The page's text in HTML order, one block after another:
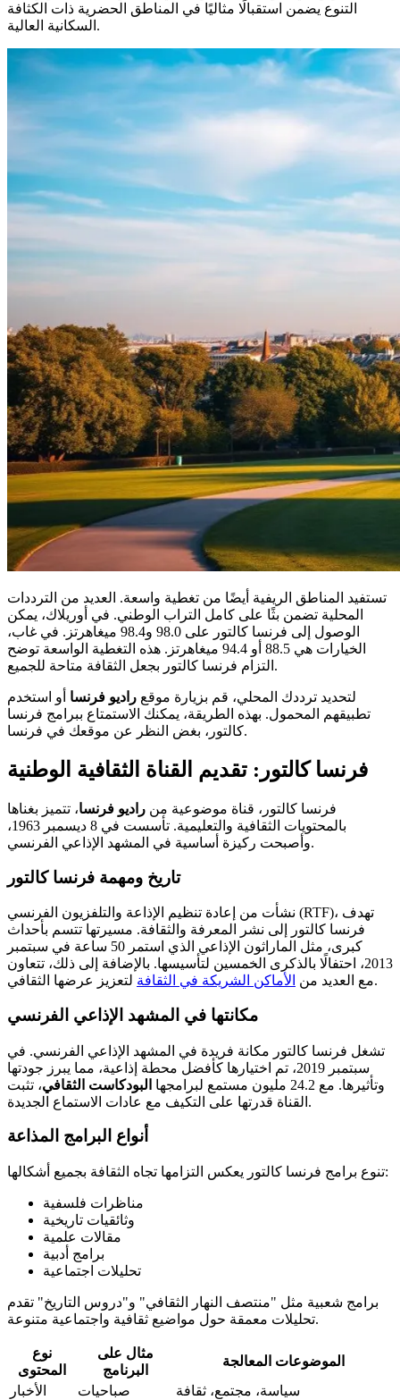
التنوع يضمن استقبالًا مثاليًا في المناطق الحضرية ذات الكثافة
السكانية العالية.
تستفيد المناطق الريفية أيضًا من تغطية واسعة. العديد من الترددات
المحلية تضمن بثًا على كامل التراب الوطني. في أوريلاك، يمكن
الوصول إلى فرنسا كالتور على 98.0 و98.4 ميغاهرتز. في غاب،
الخيارات هي 88.5 أو 94.4 ميغاهرتز. هذه التغطية الواسعة توضح
التزام فرنسا كالتور بجعل الثقافة متاحة للجميع.
لتحديد ترددك المحلي، قم بزيارة موقع راديو فرنسا أو استخدم
تطبيقهم المحمول. بهذه الطريقة، يمكنك الاستمتاع ببرامج فرنسا
كالتور، بغض النظر عن موقعك في فرنسا.
فرنسا كالتور: تقديم القناة الثقافية الوطنية
فرنسا كالتور، قناة موضوعية من راديو فرنسا، تتميز بغناها
بالمحتويات الثقافية والتعليمية. تأسست في 8 ديسمبر 1963،
وأصبحت ركيزة أساسية في المشهد الإذاعي الفرنسي.
تاريخ ومهمة فرنسا كالتور
نشأت من إعادة تنظيم الإذاعة والتلفزيون الفرنسي (RTF)، تهدف
فرنسا كالتور إلى نشر المعرفة والثقافة. مسيرتها تتسم بأحداث
كبرى، مثل الماراثون الإذاعي الذي استمر 50 ساعة في سبتمبر
2013، احتفالًا بالذكرى الخمسين لتأسيسها. بالإضافة إلى ذلك، تتعاون
مع العديد من الأماكن الشريكة في الثقافة لتعزيز عرضها الثقافي.
مكانتها في المشهد الإذاعي الفرنسي
تشغل فرنسا كالتور مكانة فريدة في المشهد الإذاعي الفرنسي. في
سبتمبر 2019، تم اختيارها كأفضل محطة إذاعية، مما يبرز جودتها
وتأثيرها. مع 24.2 مليون مستمع لبرامجها
البودكاست الثقافي، تثبت
القناة قدرتها على التكيف مع عادات الاستماع الجديدة.
أنواع البرامج المذاعة
تنوع برامج فرنسا كالتور يعكس التزامها تجاه الثقافة بجميع أشكالها:
مناظرات فلسفية
وثائقيات تاريخية
مقالات علمية
برامج أدبية
تحليلات اجتماعية
برامج شعبية مثل "منتصف النهار الثقافي" و"دروس التاريخ" تقدم
تحليلات معمقة حول مواضيع ثقافية واجتماعية متنوعة.
نوع
المحتوى
مثال على
البرنامج
الموضوعات المعالجة
الأخبار
صباحيات
سياسة، مجتمع، ثقافة